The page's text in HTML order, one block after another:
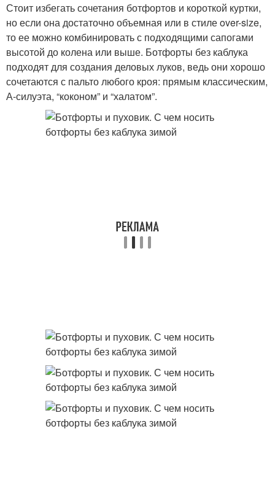
Стоит избегать сочетания ботфортов и короткой куртки,
но если она достаточно объемная или в стиле over-size,
то ее можно комбинировать с подходящими сапогами
высотой до колена или выше. Ботфорты без каблука
подходят для создания деловых луков, ведь они хорошо
сочетаются с пальто любого кроя: прямым классическим,
А-силуэта, “коконом” и “халатом”.